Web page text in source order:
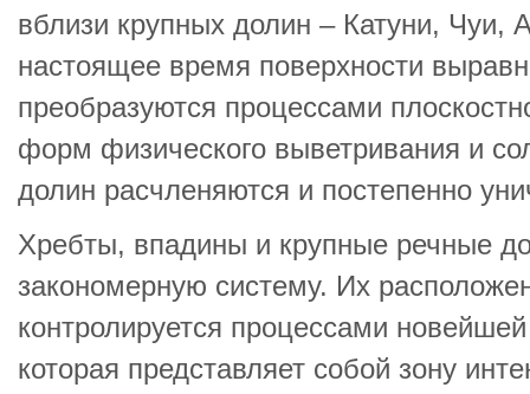
вблизи крупных долин – Катуни, Чуи,
настоящее время поверхности
преобразуются процессами
форм физического выветривания и
долин расчленяются и постепенно
Хребты, впадины и крупные речные
закономерную систему. Их
контролируется процессами
которая представляет собой зону